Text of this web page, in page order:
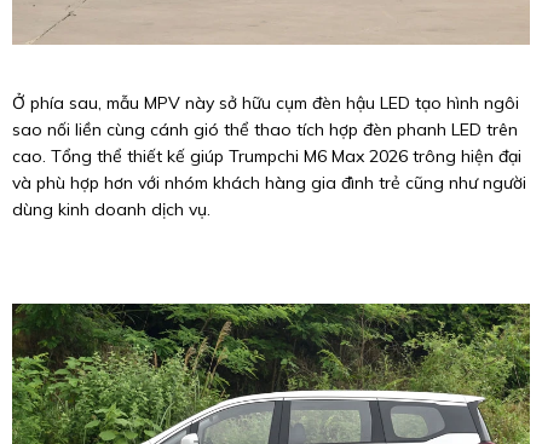
Ở phía sau, mẫu MPV này sở hữu cụm đèn hậu LED tạo hình ngôi
sao nối liền cùng cánh gió thể thao tích hợp đèn phanh LED trên
cao. Tổng thể thiết kế giúp Trumpchi M6 Max 2026 trông hiện đại
và phù hợp hơn với nhóm khách hàng gia đình trẻ cũng như người
dùng kinh doanh dịch vụ.